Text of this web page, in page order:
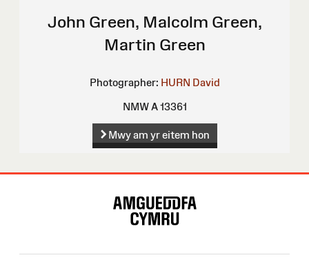
John Green, Malcolm Green,
Martin Green
Photographer: HURN David
NMW A 13361
Mwy am yr eitem hon